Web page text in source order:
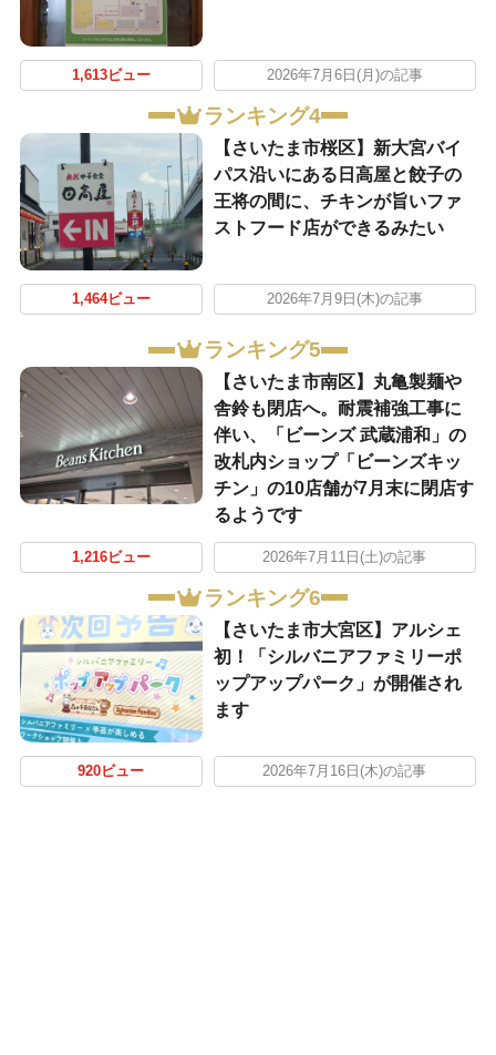
1,613ビュー 2026年7月6日(月)の記事
ランキング4
【さいたま市桜区】新大宮バイ
パス沿いにある日高屋と餃子の
王将の間に、チキンが旨いファ
ストフード店ができるみたい
1,464ビュー 2026年7月9日(木)の記事
ランキング5
【さいたま市南区】丸亀製麺や
舎鈴も閉店へ。耐震補強工事に
伴い、「ビーンズ 武蔵浦和」の
改札内ショップ「ビーンズキッ
チン」の10店舗が7月末に閉店す
るようです
1,216ビュー 2026年7月11日(土)の記事
ランキング6
【さいたま市大宮区】アルシェ
初！「シルバニアファミリーポ
ップアップパーク」が開催され
ます
920ビュー 2026年7月16日(木)の記事